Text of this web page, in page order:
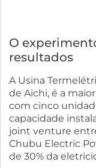
O
resultados
A Usina
de Aichi, é a
com cinco
capacidade
joint venture
Chubu Electric
de 30% da